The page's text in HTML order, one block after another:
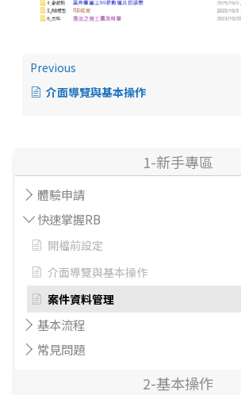
1-新手專區
體驗申請
快速掌握RB
開檔前設定
介面導覽與基本操作
案件資料管理
基本流程
常見問題
2-基本操作
Previous
介面導覽與基本操作